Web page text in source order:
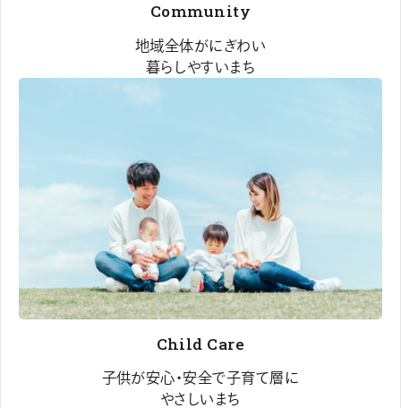
Community
地域全体がにぎわい
暮らしやすいまち
Child Care
子供が安心・安全で子育て層に
やさしいまち